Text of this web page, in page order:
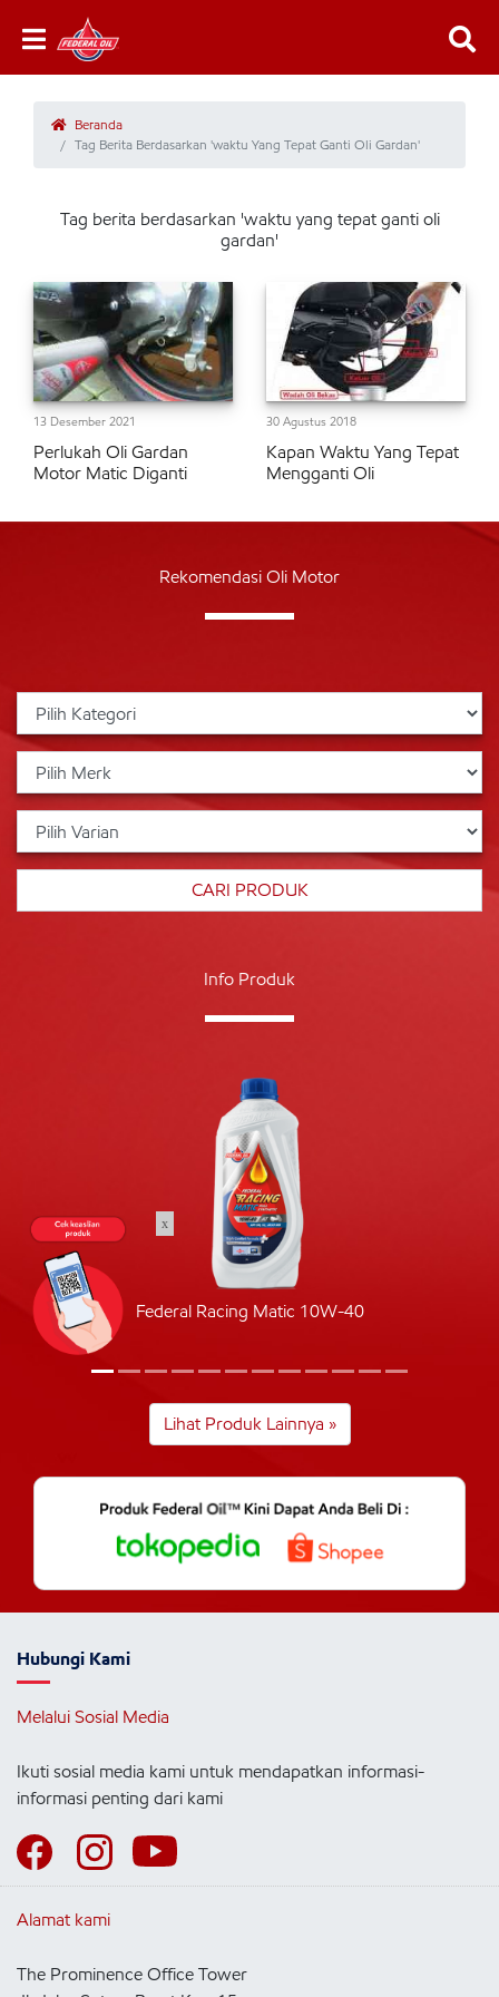
Beranda
Tag Berita Berdasarkan 'waktu Yang Tepat Ganti Oli Gardan'
Tag berita berdasarkan 'waktu yang tepat ganti oli
gardan'
13 Desember 2021
Perlukah Oli Gardan
Motor Matic Diganti
30 Agustus 2018
Kapan Waktu Yang Tepat
Mengganti Oli
Rekomendasi Oli Motor
Info Produk
Federal Racing Matic 10W-40
Lihat Produk Lainnya »
Hubungi Kami
Melalui Sosial Media
Ikuti sosial media kami untuk mendapatkan informasi-
informasi penting dari kami
Alamat kami
The Prominence Office Tower
x